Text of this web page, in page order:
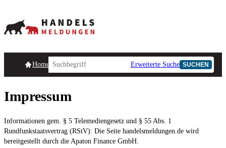
HomepageHandelsmeldungen Ad-Hoc-Meldungen
Erweiterte Suche SUCHEN
Impressum
Informationen gem. § 5 Telemediengesetz und § 55 Abs. 1
Rundfunkstaatsvertrag (RStV): Die Seite handelsmeldungen.de wird
bereitgestellt durch die Apaton Finance GmbH.